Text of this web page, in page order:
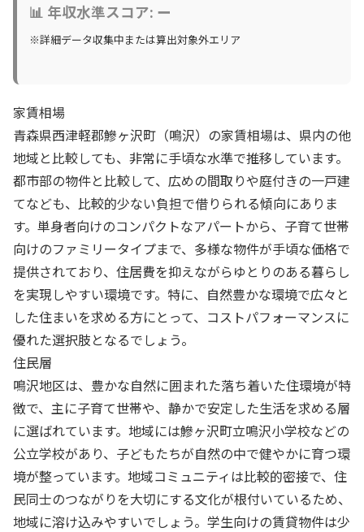
📊 年収水準スコア: ー
※詳細データ収集中または算出対象外エリア
家賃相場
青森県西津軽郡鰺ヶ沢町（鳴沢）の家賃相場は、県内の他
地域と比較しても、非常に手頃な水準で推移しています。
都市部の物件と比較して、広めの間取りや庭付きの一戸建
てなども、比較的少ない負担で借りられる傾向にありま
す。単身者向けのコンパクトなアパートから、子育て世帯
向けのファミリータイプまで、多様な物件が手頃な価格で
提供されており、住居費を抑えながらゆとりのある暮らし
を実現しやすい環境です。特に、自然豊かな環境で広々と
した住まいを求める方にとって、コストパフォーマンスに
優れた選択肢となるでしょう。
住民層
鳴沢地区は、豊かな自然に囲まれた落ち着いた住環境が特
徴で、主に子育て世帯や、静かで安定した生活を求める層
に選ばれています。地域には鰺ヶ沢町立鳴沢小学校などの
公立学校があり、子どもたちが自然の中で健やかに育つ環
境が整っています。地域コミュニティは比較的密接で、住
民同士のつながりを大切にする文化が根付いているため、
地域に溶け込みやすいでしょう。学生向けの賃貸物件は少